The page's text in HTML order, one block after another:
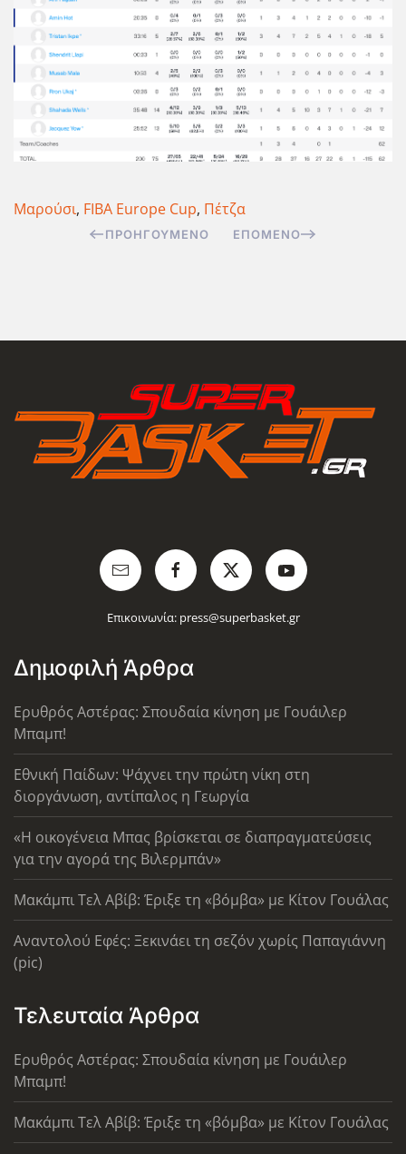
Μαρούσι, FIBA Europe Cup, Πέτζα
ΠΡΟΗΓΟΎΜΕΝΟ ΕΠΌΜΕΝΟ
Επικοινωνία: press@superbasket.gr
Δημοφιλή Άρθρα
Ερυθρός Αστέρας: Σπουδαία κίνηση με Γουάιλερ
Μπαμπ!
Εθνική Παίδων: Ψάχνει την πρώτη νίκη στη
διοργάνωση, αντίπαλος η Γεωργία
«Η οικογένεια Μπας βρίσκεται σε διαπραγματεύσεις
για την αγορά της Βιλερμπάν»
Μακάμπι Τελ Αβίβ: Έριξε τη «βόμβα» με Κίτον Γουάλας
Αναντολού Εφές: Ξεκινάει τη σεζόν χωρίς Παπαγιάννη
(pic)
Τελευταία Άρθρα
Ερυθρός Αστέρας: Σπουδαία κίνηση με Γουάιλερ
Μπαμπ!
Μακάμπι Τελ Αβίβ: Έριξε τη «βόμβα» με Κίτον Γουάλας